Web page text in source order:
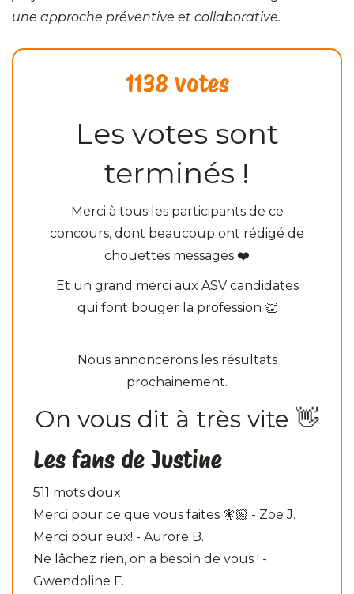
une approche préventive et collaborative.
1138 votes
Les votes sont
terminés !
Merci à tous les participants de ce
concours, dont beaucoup ont rédigé de
chouettes messages ❤️
Et un grand merci aux ASV candidates
qui font bouger la profession 👏
Nous annoncerons les résultats
prochainement.
On vous dit à très vite 👋
Les fans de Justine
511 mots doux
Merci pour ce que vous faites 🧚🏼 - Zoe J.
Merci pour eux! - Aurore B.
Ne lâchez rien, on a besoin de vous ! -
Gwendoline F.